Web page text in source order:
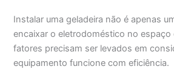
Instalar uma geladeira não é apenas
encaixar o eletrodoméstico no espaço
fatores precisam ser levados em
equipamento funcione com eficiência.